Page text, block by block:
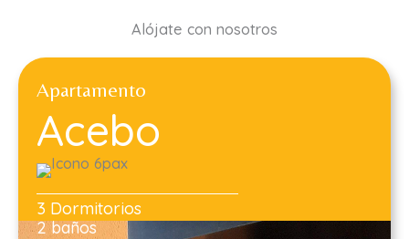
Alójate con nosotros
Apartamento
Acebo
3 Dormitorios
2 baños